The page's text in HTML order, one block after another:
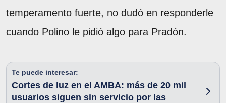
temperamento fuerte, no dudó en responderle
cuando Polino le pidió algo para Pradón.
Te puede interesar:
Cortes de luz en el AMBA: más de 20 mil
usuarios siguen sin servicio por las